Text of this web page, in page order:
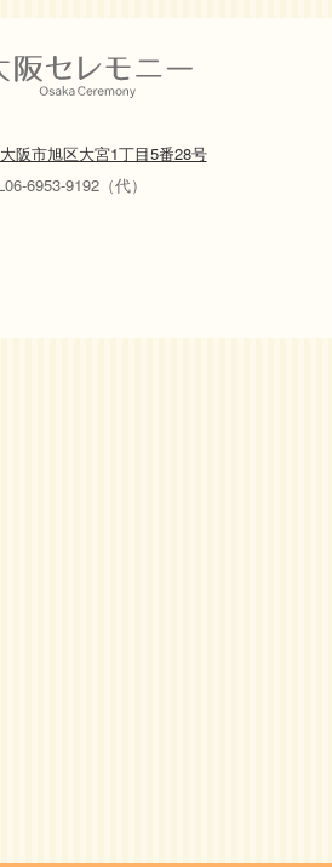
阪市旭区大宮1丁目5番28号
6953-9192（代）